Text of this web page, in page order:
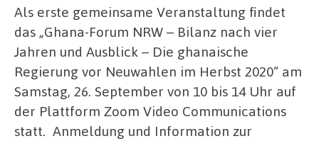
Als erste gemeinsame Veranstaltung findet
das „Ghana-Forum NRW – Bilanz nach vier
Jahren und Ausblick – Die ghanaische
Regierung vor Neuwahlen im Herbst 2020“ am
Samstag, 26. September von 10 bis 14 Uhr auf
der Plattform Zoom Video Communications
statt. Anmeldung und Information zur